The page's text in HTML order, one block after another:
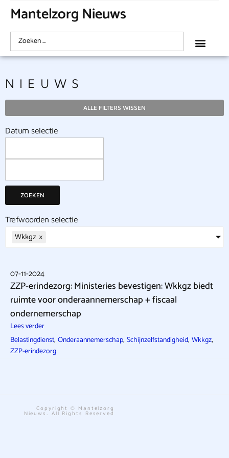
Mantelzorg Nieuws
NIEUWS
ALLE FILTERS WISSEN
Datum selectie
ZOEKEN
Trefwoorden selectie
Wkkgz ×
07-11-2024
ZZP-erindezorg: Ministeries bevestigen: Wkkgz biedt
ruimte voor onderaannemerschap + fiscaal
ondernemerschap
Lees verder
Belastingdienst, Onderaannemerschap, Schijnzelfstandigheid, Wkkgz,
ZZP-erindezorg
Copyright © Mantelzorg
Nieuws. All Rights Reserved